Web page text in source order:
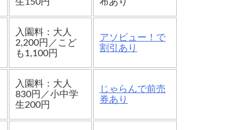
生150円
布あり
入園料：大人
2,200円／こど
も1,100円
アソビュー！で
割引あり
入園料：大人
830円／小中学
生200円
じゃらんで前売
券あり